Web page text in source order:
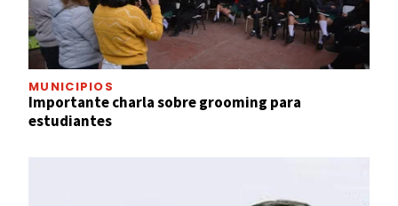
MUNICIPIOS
Importante charla sobre grooming para
estudiantes